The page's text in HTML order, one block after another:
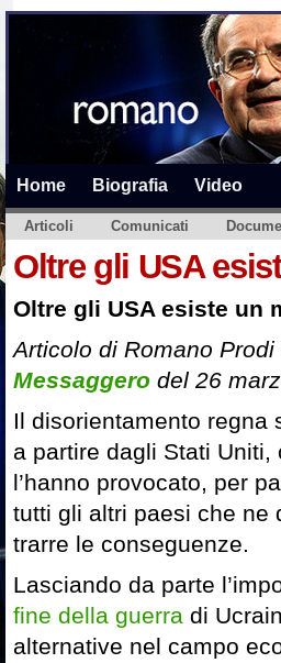
Home Biografia Video
Articoli Comunicati
Oltre gli USA
Oltre gli USA esiste un
Articolo di Romano Prodi
Messaggero del 26
Il disorientamento regna
a partire dagli Stati Uniti,
l’hanno provocato, per
tutti gli altri paesi che ne
trarre le conseguenze.
Lasciando da parte
fine della guerra di
alternative nel campo